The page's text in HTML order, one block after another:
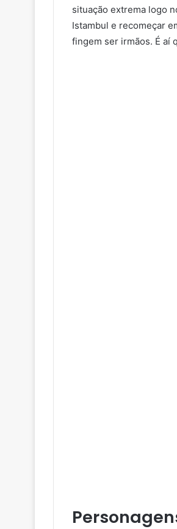
situação extrema logo
Istambul e recomeçar
fingem ser irmãos. É aí